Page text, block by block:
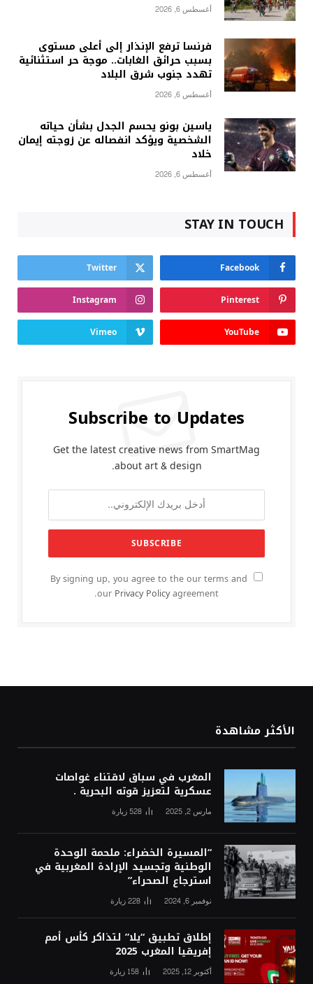
أغسطس 6, 2026
فرنسا ترفع الإنذار إلى أعلى مستوى
بسبب حرائق الغابات.. موجة حر استثنائية
تهدد جنوب شرق البلاد
أغسطس 6, 2026
ياسين بونو يحسم الجدل بشأن حياته
الشخصية ويؤكد انفصاله عن زوجته إيمان
خلاد
أغسطس 6, 2026
STAY IN TOUCH
Facebook
Twitter
Pinterest
Instagram
YouTube
Vimeo
Subscribe to Updates
Get the latest creative news from SmartMag
about art & design.
By signing up, you agree to the our terms and
our Privacy Policyagreement.
الأكثر مشاهدة
المغرب في سباق لاقتناء غواصات
عسكرية لتعزيز قوته البحرية .
مارس 2, 2025 528 زيارة
“المسيرة الخضراء: ملحمة الوحدة
الوطنية وتجسيد الإرادة المغربية في
استرجاع الصحراء”
نوفمبر 6, 2024 228زيارة
إطلاق تطبيق “يلا” لتذاكر كأس أمم
إفريقيا المغرب 2025
أكتوبر 12, 2025 158 زيارة